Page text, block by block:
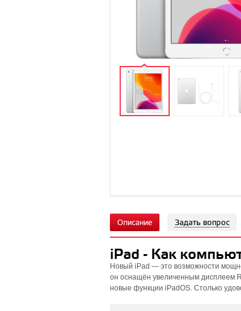
Описание Задать вопрос
iPad - Как
Новый iPad — это возможности
он оснащён увеличенным дисплеем
новые функции iPadOS. Столько